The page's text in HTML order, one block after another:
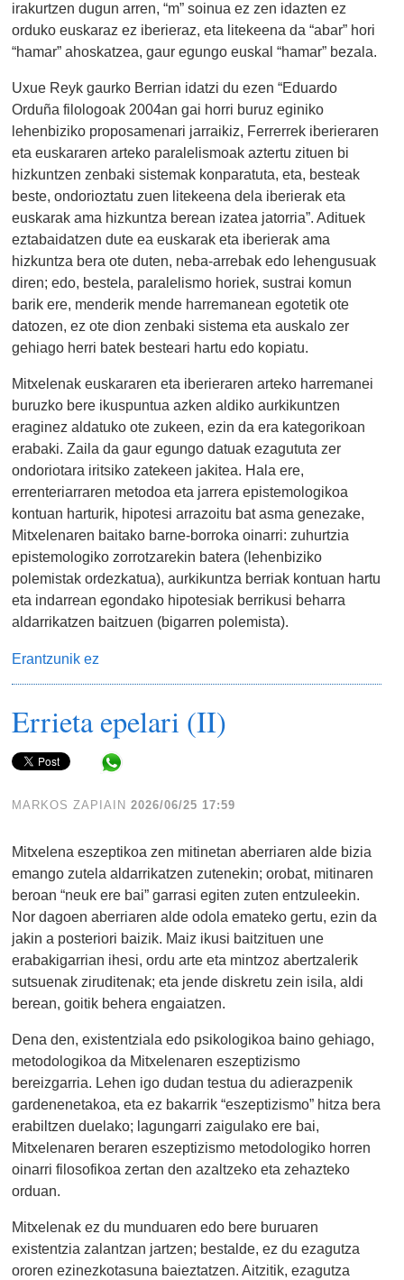
irakurtzen dugun arren, “m” soinua ez zen idazten ez
orduko euskaraz ez iberieraz, eta litekeena da “abar” hori
“hamar” ahoskatzea, gaur egungo euskal “hamar” bezala.
Uxue Reyk gaurko Berrian idatzi du ezen “Eduardo
Orduña filologoak 2004an gai horri buruz eginiko
lehenbiziko proposamenari jarraikiz, Ferrerrek iberieraren
eta euskararen arteko paralelismoak aztertu zituen bi
hizkuntzen zenbaki sistemak konparatuta, eta, besteak
beste, ondorioztatu zuen litekeena dela iberierak eta
euskarak ama hizkuntza berean izatea jatorria”. Adituek
eztabaidatzen dute ea euskarak eta iberierak ama
hizkuntza bera ote duten, neba-arrebak edo lehengusuak
diren; edo, bestela, paralelismo horiek, sustrai komun
barik ere, menderik mende harremanean egotetik ote
datozen, ez ote dion zenbaki sistema eta auskalo zer
gehiago herri batek besteari hartu edo kopiatu.
Mitxelenak euskararen eta iberieraren arteko harremanei
buruzko bere ikuspuntua azken aldiko aurkikuntzen
eraginez aldatuko ote zukeen, ezin da era kategorikoan
erabaki. Zaila da gaur egungo datuak ezagututa zer
ondoriotara iritsiko zatekeen jakitea. Hala ere,
errenteriarraren metodoa eta jarrera epistemologikoa
kontuan harturik, hipotesi arrazoitu bat asma genezake,
Mitxelenaren baitako barne-borroka oinarri: zuhurtzia
epistemologiko zorrotzarekin batera (lehenbiziko
polemistak ordezkatua), aurkikuntza berriak kontuan hartu
eta indarrean egondako hipotesiak berrikusi beharra
aldarrikatzen baitzuen (bigarren polemista).
Erantzunik ez
Errieta epelari (II)
MARKOS ZAPIAIN 2026/06/25 17:59
Mitxelena eszeptikoa zen mitinetan aberriaren alde bizia
emango zutela aldarrikatzen zutenekin; orobat, mitinaren
beroan “neuk ere bai” garrasi egiten zuten entzuleekin.
Nor dagoen aberriaren alde odola emateko gertu, ezin da
jakin a posteriori baizik. Maiz ikusi baitzituen une
erabakigarrian ihesi, ordu arte eta mintzoz abertzalerik
sutsuenak ziruditenak; eta jende diskretu zein isila, aldi
berean, goitik behera engaiatzen.
Dena den, existentziala edo psikologikoa baino gehiago,
metodologikoa da Mitxelenaren eszeptizismo
bereizgarria. Lehen igo dudan testua du adierazpenik
gardenenetakoa, eta ez bakarrik “eszeptizismo” hitza bera
erabiltzen duelako; lagungarri zaigulako ere bai,
Mitxelenaren beraren eszeptizismo metodologiko horren
oinarri filosofikoa zertan den azaltzeko eta zehazteko
orduan.
Mitxelenak ez du munduaren edo bere buruaren
existentzia zalantzan jartzen; bestalde, ez du ezagutza
ororen ezinezkotasuna baieztatzen. Aitzitik, ezagutza